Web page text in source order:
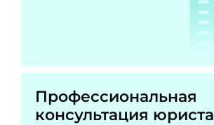
Профессиональная
консультация юриста